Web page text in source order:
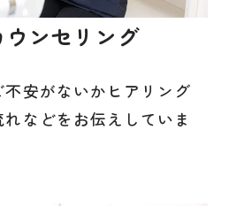
ンセリング
安がないかヒアリング
などをお伝えしていま